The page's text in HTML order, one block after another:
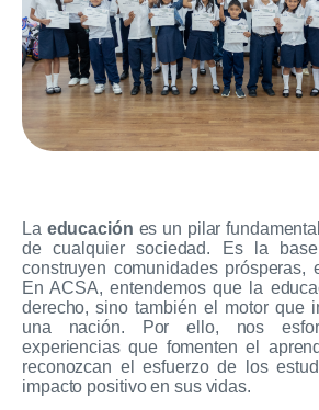
La educación es un pilar
de cualquier sociedad. Es la
construyen comunidades prósperas,
En ACSA, entendemos que la
derecho, sino también el motor que
una nación. Por ello, nos
experiencias que fomenten el
reconozcan el esfuerzo de los
impacto positivo en sus vidas.